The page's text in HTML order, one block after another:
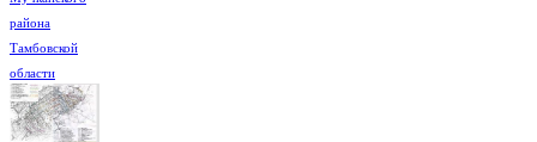
района
Тамбовской
области